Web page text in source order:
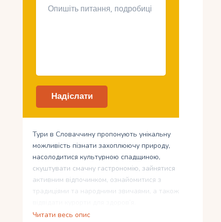
Тури в Словаччину пропонують унікальну
можливість пізнати захоплюючу природу,
насолодитися культурною спадщиною,
скуштувати смачну гастрономію, зайнятися
активним відпочинком, ознайомитися з
традиціями та народними звичаями, а також
Читати весь опис